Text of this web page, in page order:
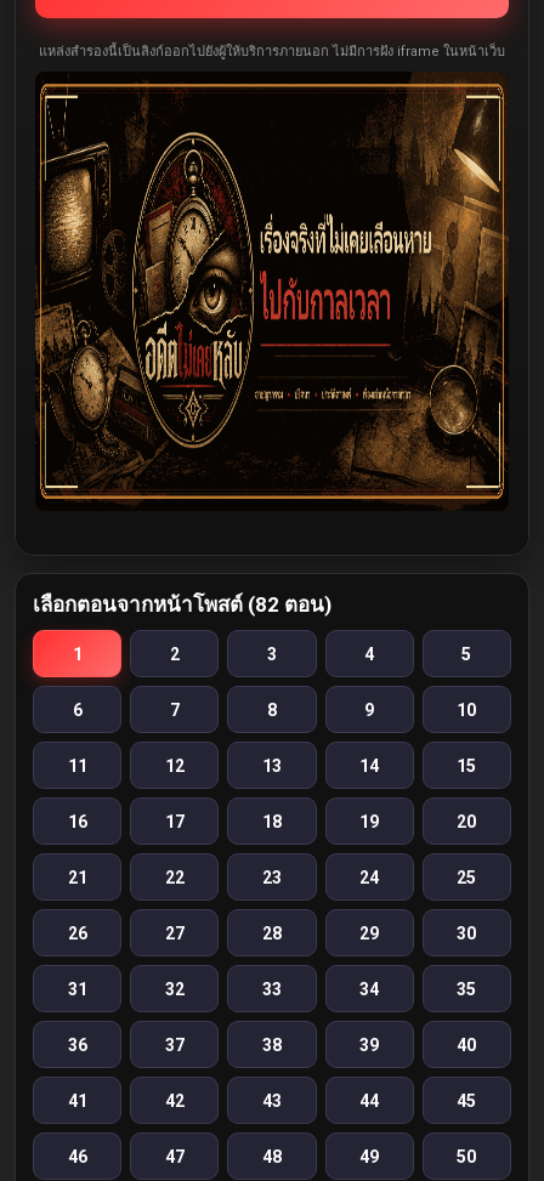
แหล่งสำรองนี้เป็นลิงก์ออกไปยังผู้ให้บริการภายนอก ไม่มีการฝัง iframe ในหน้าเว็บ
เลือกตอนจากหน้าโพสต์ (82 ตอน)
1 2 3 4 5
6 7 8 9 10
11 12 13 14 15
16 17 18 19 20
21 22 23 24 25
26 27 28 29 30
31 32 33 34 35
36 37 38 39 40
41 42 43 44 45
46 47 48 49 50